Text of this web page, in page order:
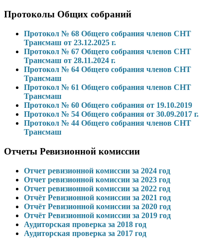
Протоколы Общих собраний
Протокол № 68 Общего собрания членов СНТ
Трансмаш от 23.12.2025 г.
Протокол № 67 Общего собрания членов СНТ
Трансмаш от 28.11.2024 г.
Протокол № 64 Общего собрания членов СНТ
Трансмаш
Протокол № 61 Общего собрания членов СНТ
Трансмаш
Протокол № 60 Общего собрания от 19.10.2019
Протокол № 54 Общего собрания от 30.09.2017 г.
Протокол № 44 Общего собрания членов СНТ
Трансмаш
Отчеты Ревизионной комиссии
Отчет ревизионной комиссии за 2024 год
Отчет ревизионной комиссии за 2023 год
Отчет ревизионной комиссии за 2022 год
Отчёт Ревизионной комиссии за 2021 год
Отчёт Ревизионной комиссии за 2020 год
Отчёт Ревизионной комиссии за 2019 год
Аудиторская проверка за 2018 год
Аудиторская проверка за 2017 год